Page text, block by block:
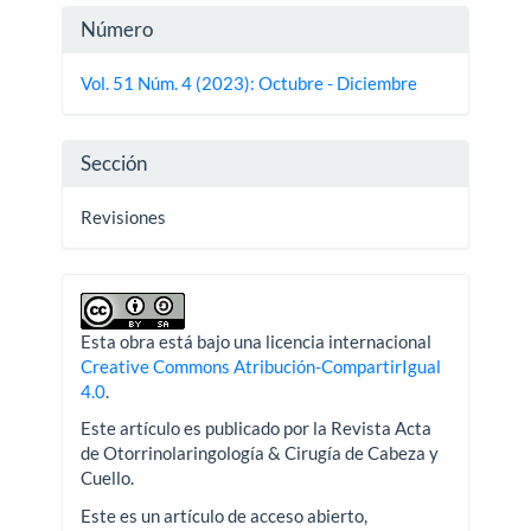
Detalles
del
Número
Vol. 51 Núm. 4 (2023): Octubre - Diciembre
Sección
Revisiones
Esta obra está bajo una licencia internacional
Creative Commons Atribución-CompartirIgual
4.0.
Este artículo es publicado por la Revista Acta
de Otorrinolaringología & Cirugía de Cabeza y
Cuello.
Este es un artículo de acceso abierto,